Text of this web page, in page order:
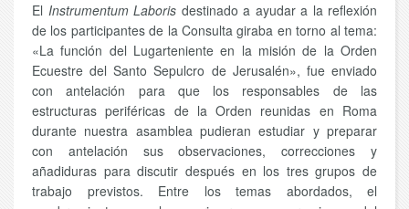
El Instrumentum Laboris destinado a ayudar a la reflexión
de los participantes de la Consulta giraba en torno al tema:
«La función del Lugarteniente en la misión de la Orden
Ecuestre del Santo Sepulcro de Jerusalén», fue enviado
con antelación para que los responsables de las
estructuras periféricas de la Orden reunidas en Roma
durante nuestra asamblea pudieran estudiar y preparar
con antelación sus observaciones, correcciones y
añadiduras para discutir después en los tres grupos de
trabajo previstos. Entre los temas abordados, el